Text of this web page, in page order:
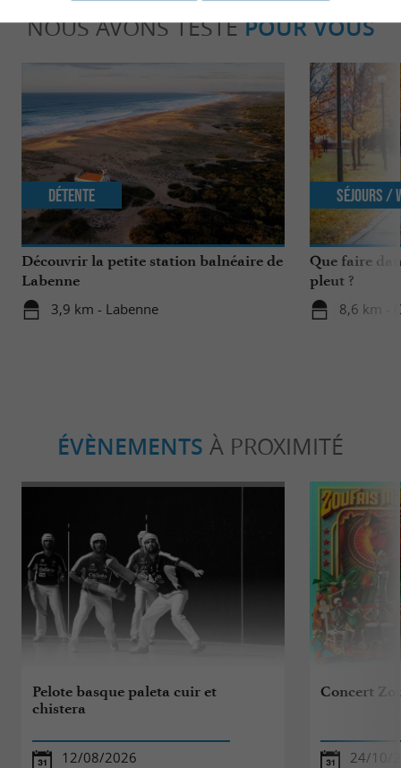
NOUS AVONS TESTÉPOUR VOUS
Découvrir la petite station balnéaire de
Labenne
3,9 km - Labenne
Détente
Que faire
pleut ?
8,6 km -
Séjours /
ÉVÈNEMENTS À PROXIMITÉ
Pelote basque paleta cuir et
chistera
12/08/2026
Concert
24/10/